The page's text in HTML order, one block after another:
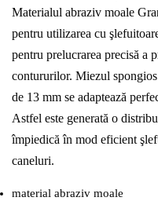
Materialul abraziv moale
pentru utilizarea cu
pentru prelucrarea precisă a
contururilor. Miezul
de 13 mm se adaptează
Astfel este generată o
împiedică în mod eficient
caneluri.
material abraziv moale